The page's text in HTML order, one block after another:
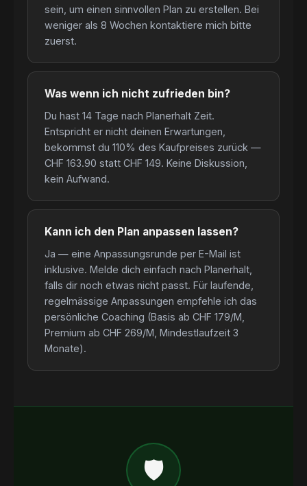
sein, um einen sinnvollen Plan zu erstellen. Bei
weniger als 8 Wochen kontaktiere mich bitte
zuerst.
Was wenn ich nicht zufrieden bin?
Du hast 14 Tage nach Planerhalt Zeit.
Entspricht er nicht deinen Erwartungen,
bekommst du 110% des Kaufpreises zurück —
CHF 163.90 statt CHF 149. Keine Diskussion,
kein Aufwand.
Kann ich den Plan anpassen lassen?
Ja — eine Anpassungsrunde per E-Mail ist
inklusive. Melde dich einfach nach Planerhalt,
falls dir noch etwas nicht passt. Für laufende,
regelmässige Anpassungen empfehle ich das
persönliche Coaching (Basis ab CHF 179/M,
Premium ab CHF 269/M, Mindestlaufzeit 3
Monate).
🛡